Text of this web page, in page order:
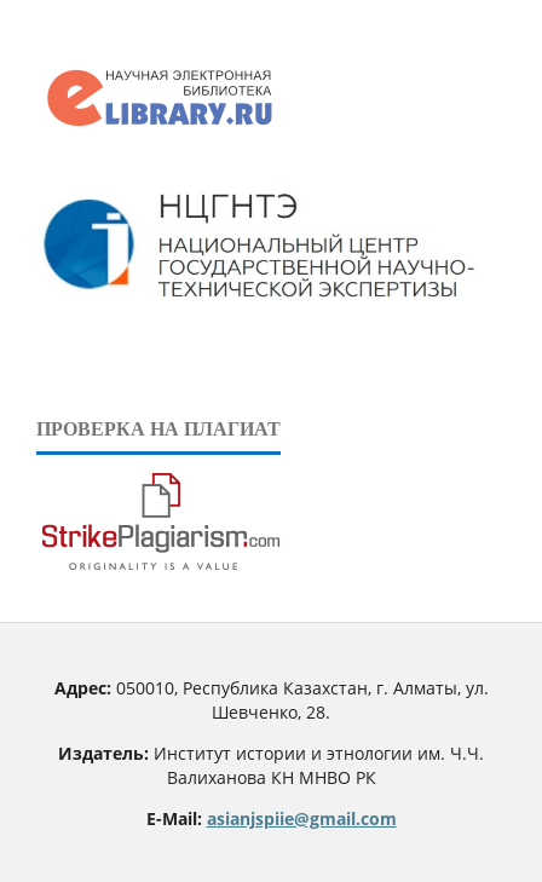
ПРОВЕРКА НА ПЛАГИАТ
Адрес:050010, Республика Казахстан, г. Алматы, ул.
Шевченко, 28.
Издатель: Институт истории и этнологии им. Ч.Ч.
Валиханова КН МНВО РК
E-Mail: asianjspiie@gmail.com